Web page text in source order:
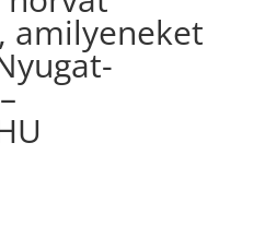
amilyeneket